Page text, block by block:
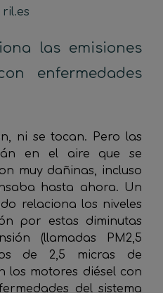
ril.es
las emisiones
enfermedades
ni se tocan. Pero las
en el aire que se
muy dañinas, incluso
hasta ahora. Un
relaciona los niveles
por estas diminutas
(llamadas PM2,5
de 2,5 micras de
los motores diésel con
del sistema